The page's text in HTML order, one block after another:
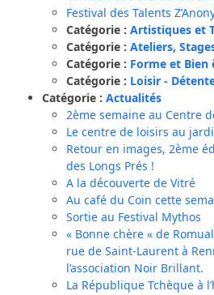
Festival des Talents
Catégorie :Artistiques et
Catégorie :Ateliers,
Catégorie : Forme et Bien
Catégorie : Loisir -
Catégorie :Actualités
2ème semaine au Centre
Le centre de loisirs au
Retour en images, 2ème
des Longs Prés !
A la découverte de Vitré
Au café du Coin cette
Sortie au Festival Mythos
« Bonne chère « de
rue de Saint-Laurent à
l’association Noir Brillant.
La République Tchèque à